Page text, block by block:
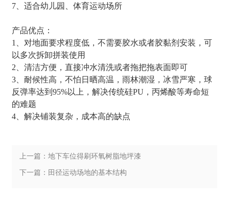
7、适合幼儿园、体育运动场所
产品优点：
1、对地面要求程度低，不需要胶水或者胶黏剂安装，可
以多次拆卸拼装使用
2、清洁方便，直接冲水清洗或者拖把拖表面即可
3、耐候性高，不怕日晒高温，雨林潮湿，冰雪严寒，球
反弹率达到95%以上，解决传统硅PU，丙烯酸等寿命短
的难题
4、解决铺装复杂，成本高的缺点
上一篇：地下车位得刷环氧树脂地坪漆
吗？
下一篇：田径运动场地的基本结构